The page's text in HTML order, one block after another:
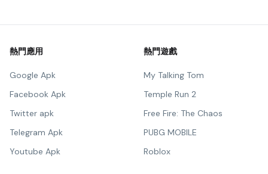
熱門應用
Google Apk
Facebook Apk
Twitter apk
Telegram Apk
Youtube Apk
熱門遊戲
My Talking Tom
Temple Run 2
Free Fire: The Chaos
PUBG MOBILE
Roblox